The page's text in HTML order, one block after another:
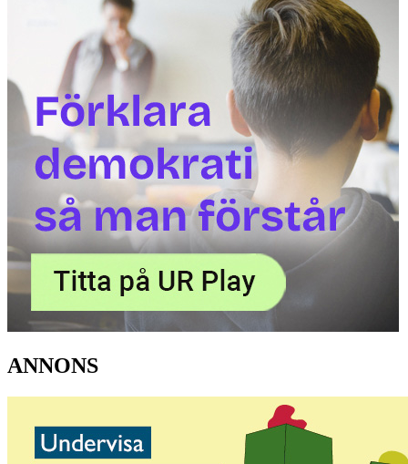
ANNONS